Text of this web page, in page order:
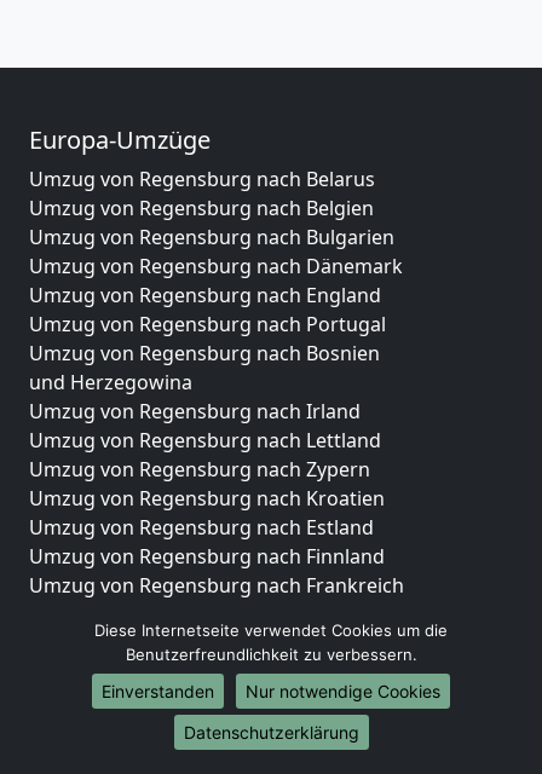
Europa-Umzüge
Umzug von Regensburg nach Belarus
Umzug von Regensburg nach Belgien
Umzug von Regensburg nach Bulgarien
Umzug von Regensburg nach Dänemark
Umzug von Regensburg nach England
Umzug von Regensburg nach Portugal
Umzug von Regensburg nach Bosnien
und Herzegowina
Umzug von Regensburg nach Irland
Umzug von Regensburg nach Lettland
Umzug von Regensburg nach Zypern
Umzug von Regensburg nach Kroatien
Umzug von Regensburg nach Estland
Umzug von Regensburg nach Finnland
Umzug von Regensburg nach Frankreich
Umzug von Regensburg nach Italien
Umzug von Regensburg nach Liechtenstein
Umzug von Regensburg nach Luxemburg
Umzug von Regensburg nach Niederlande
Umzug von Regensburg nach Norwegen
Diese Internetseite verwendet Cookies um die
Benutzerfreundlichkeit zu verbessern.
Einverstanden
Nur notwendige Cookies
Datenschutzerklärung